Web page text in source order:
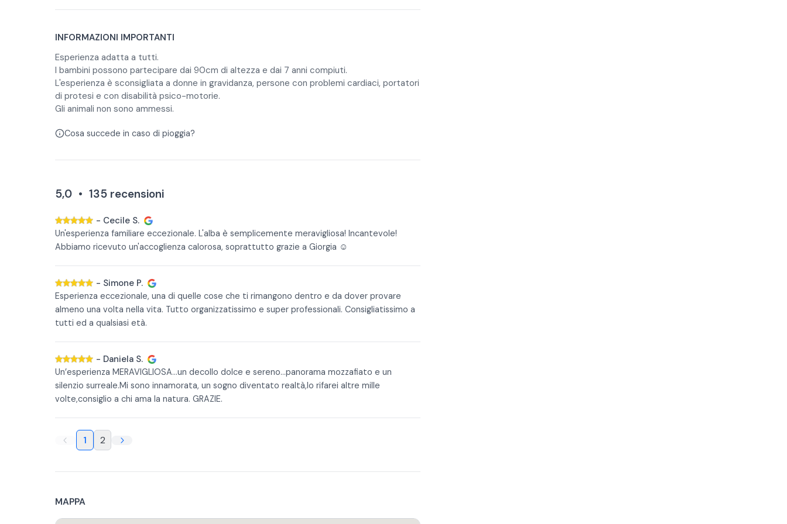
INFORMAZIONI IMPORTANTI
Esperienza adatta a tutti.
I bambini possono partecipare dai 90cm di altezza e dai 7 anni compiuti.
L'esperienza è sconsigliata a donne in gravidanza, persone con problemi cardiaci, portatori
di protesi e con disabilità psico-motorie.
Gli animali non sono ammessi.
Cosa succede in caso di pioggia?
5,0 • 135 recensioni
- Cecile S.
Un'esperienza familiare eccezionale. L'alba è semplicemente meravigliosa! Incantevole!
Abbiamo ricevuto un'accoglienza calorosa, soprattutto grazie a Giorgia ☺️
- Simone P.
Esperienza eccezionale, una di quelle cose che ti rimangono dentro e da dover provare
almeno una volta nella vita. Tutto organizzatissimo e super professionali. Consigliatissimo a
tutti ed a qualsiasi età.
- Daniela S.
Un’esperienza MERAVIGLIOSA…un decollo dolce e sereno…panorama mozzafiato e un
silenzio surreale.Mi sono innamorata, un sogno diventato realtà,lo rifarei altre mille
volte,consiglio a chi ama la natura. GRAZIE.
1 2
MAPPA